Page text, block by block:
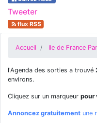
Tweeter
flux RSS
Accueil Ile de France
l'Agenda des sorties a trouvé
environs.
Cliquez sur un marqueur pour
Annoncez gratuitement une